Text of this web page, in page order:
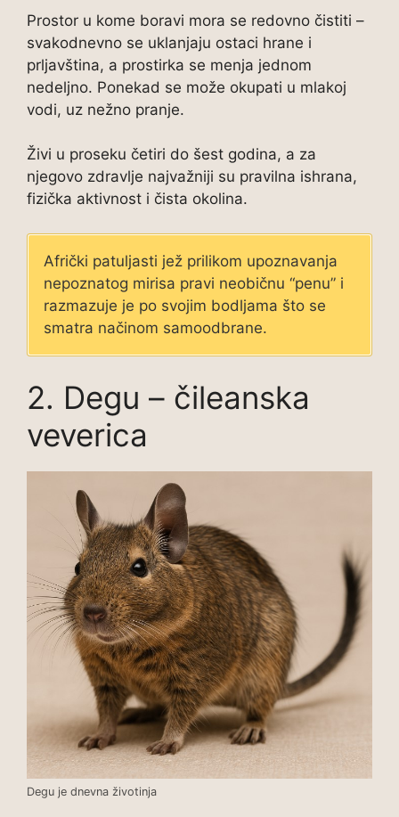
Prostor u kome boravi mora se redovno čistiti –
svakodnevno se uklanjaju ostaci hrane i
prljavština, a prostirka se menja jednom
nedeljno. Ponekad se može okupati u mlakoj
vodi, uz nežno pranje.
Živi u proseku četiri do šest godina, a za
njegovo zdravlje najvažniji su pravilna ishrana,
fizička aktivnost i čista okolina.
Afrički patuljasti jež prilikom upoznavanja
nepoznatog mirisa pravi neobičnu “penu” i
razmazuje je po svojim bodljama što se
smatra načinom samoodbrane.
2. Degu – čileanska
veverica
Degu je dnevna životinja